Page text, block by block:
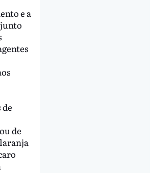
e a
de